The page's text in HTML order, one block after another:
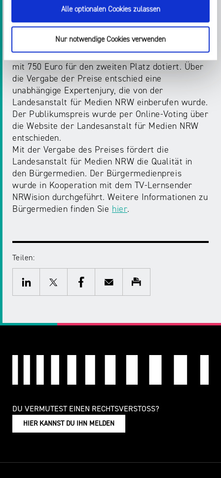
Alle optionalen Cookies zulassen
Nur notwendige Cookies verwenden
Alle ausgezeichneten Beiträge können hier
angesehen bzw. angehört werden.
Die Jurypreise und die Publikumspreise sind
jeweils mit 1.000 Euro für den ersten Platz und
mit 750 Euro für den zweiten Platz dotiert. Über
die Vergabe der Preise entschied eine
unabhängige Expertenjury, die von der
Landesanstalt für Medien NRW einberufen wurde.
Der Publikumspreis wurde per Online-Voting über
die Website der Landesanstalt für Medien NRW
entschieden.
Mit der Vergabe des Preises fördert die
Landesanstalt für Medien NRW die Qualität in
den Bürgermedien. Der Bürgermedienpreis
wurde in Kooperation mit dem TV-Lernsender
NRWision durchgeführt. Weitere Informationen zu
Bürgermedien finden Sie hier.
Teilen:
Twitter Facebook
DU VERMUTEST EINEN RECHTSVERSTOSS?
HIER KANNST DU IHN MELDEN